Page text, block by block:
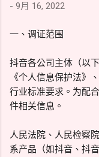
- 9月 16, 2022
一、调证范围
抖音各公司主体（以
《个人信息保护法》
行业标准要求。为配
件相关信息。
人民法院、人民检察
系产品（如抖音、抖